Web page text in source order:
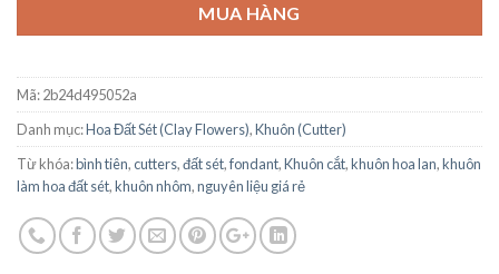
MUA HÀNG
Mã:2b24d495052a
Danh mục:Hoa Đất Sét (Clay Flowers),Khuôn (Cutter)
Từ khóa:bình tiên,cutters,đất sét,fondant,Khuôn cắt,khuôn hoa lan,khuôn
làm hoa đất sét,khuôn nhôm,nguyên liệu giá rẻ